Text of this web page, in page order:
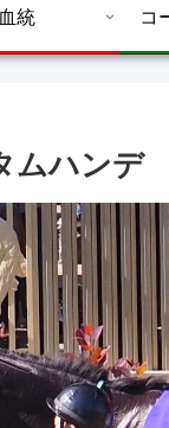
血統 コ
ムハンデ